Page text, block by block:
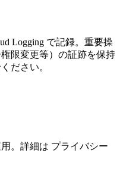
Logging で記録。重要操
限変更等）の証跡を保持
ださい。
。詳細は プライバシー